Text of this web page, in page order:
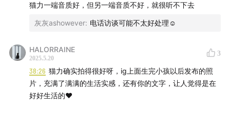
猫力一端音质好，但另一端音质不好，就很听不下去
灰灰ashowever: 电话访谈可能不太好处理☺️
HALORRAINE
2025.5.20
3
38:26 猫力确实拍得很好呀，ig上面生完小孩以后发布的照
片，充满了满满的生活实感，还有你的文字，让人觉得是在
好好生活的❤️